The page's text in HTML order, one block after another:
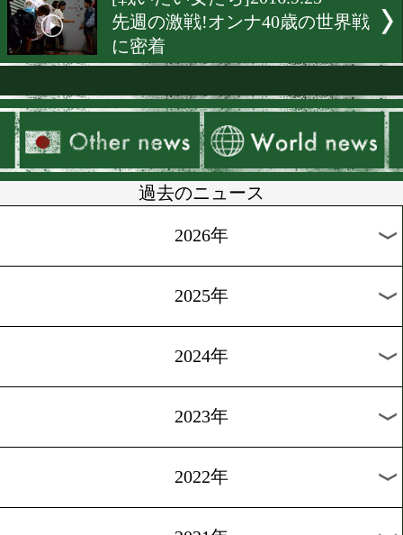
京都発!ダイヤモンドの原
待
[前日計量]2016.9.30
辰吉寿以輝が後楽園ホール
戦
[天才少年を探せ]2016.9.29
噂の高校生登場!未来の怪
った男
[天才少年を探せ]2016.9.28
[戦いたい女たち]2016.9.25
に密着